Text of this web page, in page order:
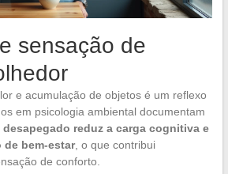
sensação de
e acumulação de objetos é um reflexo
em psicologia ambiental documentam
desapegado reduz a carga cognitiva e
de bem-estar, o que contribui
de conforto.